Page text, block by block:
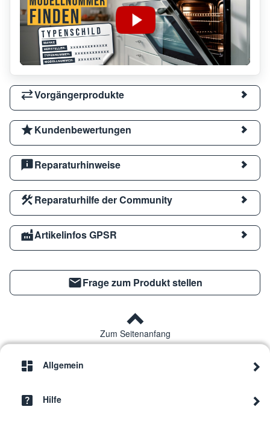
Vorgängerprodukte
Kundenbewertungen
Reparaturhinweise
Reparaturhilfe der Community
Artikelinfos GPSR
Frage zum Produkt stellen
Zum Seitenanfang
Allgemein
Hilfe